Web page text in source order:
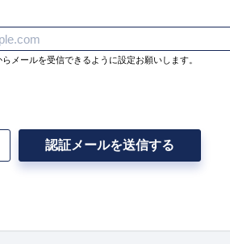
メールを受信できるように設定お願いします。
認証メールを送信する